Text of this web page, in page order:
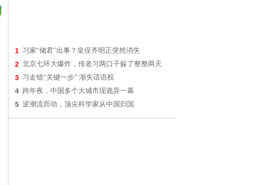
1 习家“储君”出事？皇侄齐明正突然消失
2 北京七环大爆炸，传老习两口子躲了整整两天
3 习走错“关键一步” 渐失话语权
4 跨年夜，中国多个大城市现诡异一幕
5 逆潮流而动，顶尖科学家从中国归国